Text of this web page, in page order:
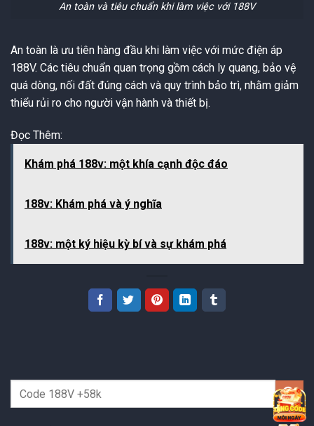
An toàn và tiêu chuẩn khi làm việc với 188V
An toàn là ưu tiên hàng đầu khi làm việc với mức điện áp
188V. Các tiêu chuẩn quan trọng gồm cách ly quang, bảo vệ
quá dòng, nối đất đúng cách và quy trình bảo trì, nhằm giảm
thiểu rủi ro cho người vận hành và thiết bị.
Đọc Thêm:
Khám phá 188v: một khía cạnh độc đáo
188v: Khám phá và ý nghĩa
188v: một ký hiệu kỳ bí và sự khám phá